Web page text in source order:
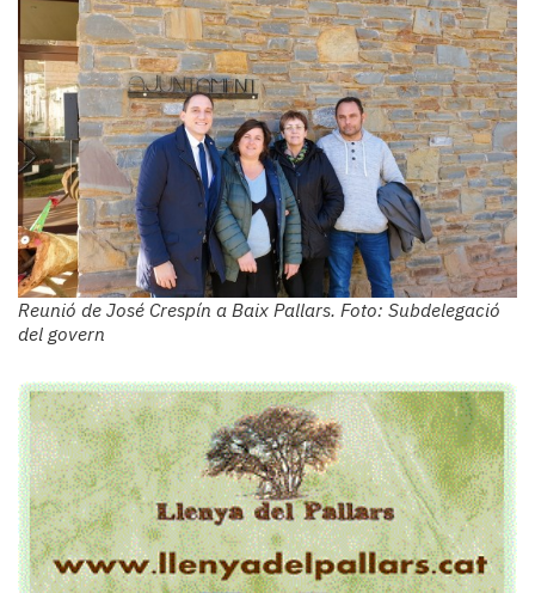
Reunió de José Crespín a Baix Pallars. Foto: Subdelegació
del govern